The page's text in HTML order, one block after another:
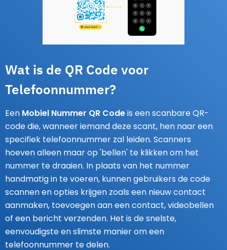
Wat is de QR Code voor
Telefoonnummer?
Een Mobiel Nummer QR Codeis een scanbare QR-
code die, wanneer iemand deze scant, hen naar een
specifiek telefoonnummer zal leiden. Scanners
hoeven alleen maar op 'bellen' te klikken om het
nummer te draaien. In plaats van het nummer
handmatig in te voeren, kunnen gebruikers de code
scannen en opties krijgen zoals een nieuw contact
aanmaken, toevoegen aan een contact, videobellen
of een bericht verzenden. Het is de snelste,
eenvoudigste en slimste manier om een
telefoonnummer te delen.